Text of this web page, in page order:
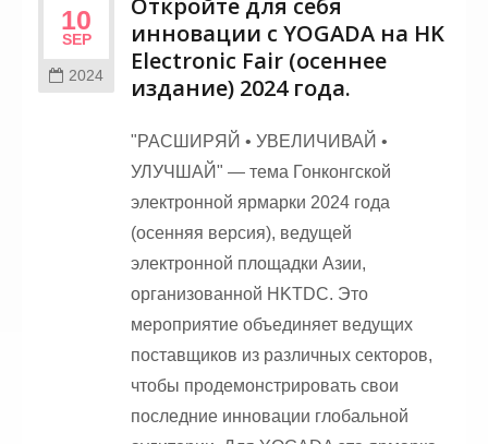
10
SEP
2024
Откройте для себя
инновации с YOGADA на HK
Electronic Fair (осеннее
издание) 2024 года.
"РАСШИРЯЙ • УВЕЛИЧИВАЙ •
УЛУЧШАЙ" — тема Гонконгской
электронной ярмарки 2024 года
(осенняя версия), ведущей
электронной площадки Азии,
организованной HKTDC. Это
мероприятие объединяет ведущих
поставщиков из различных секторов,
чтобы продемонстрировать свои
последние инновации глобальной